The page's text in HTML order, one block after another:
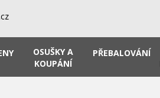
OSUŠKY A
KOUPÁNÍ
PŘEBALOVÁNÍ